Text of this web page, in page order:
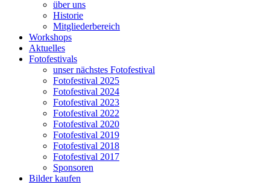
über uns
Historie
Mitgliederbereich
Workshops
Aktuelles
Fotofestivals
unser nächstes Fotofestival
Fotofestival 2025
Fotofestival 2024
Fotofestival 2023
Fotofestival 2022
Fotofestival 2020
Fotofestival 2019
Fotofestival 2018
Fotofestival 2017
Sponsoren
Bilder kaufen